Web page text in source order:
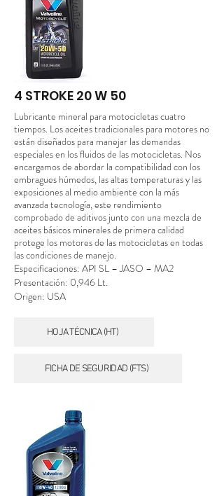
4 STROKE 20 W 50
Lubricante mineral para motocicletas cuatro
tiempos. Los aceites tradicionales para motores no
están diseñados para manejar las demandas
especiales en los fluidos de las motocicletas. Nos
encargamos de abordar la compatibilidad con los
embragues húmedos, las altas temperaturas y las
exposiciones al medio ambiente con la más
avanzada tecnología, este rendimiento
comprobado de aditivos junto con una mezcla de
aceites básicos minerales de primera calidad
protege los motores de las motocicletas en todas
las condiciones de manejo.
Especificaciones: API SL – JASO – MA2
Presentación: 0,946 Lt.
Origen: USA
HOJA TÉCNICA (HT)
FICHA DE SEGURIDAD (FTS)